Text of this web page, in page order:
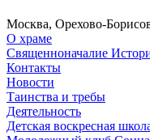
Москва, Орехово-
О храме
Священноначалие
Контакты
Новости
Таинства и требы
Деятельность
Детская воскресная